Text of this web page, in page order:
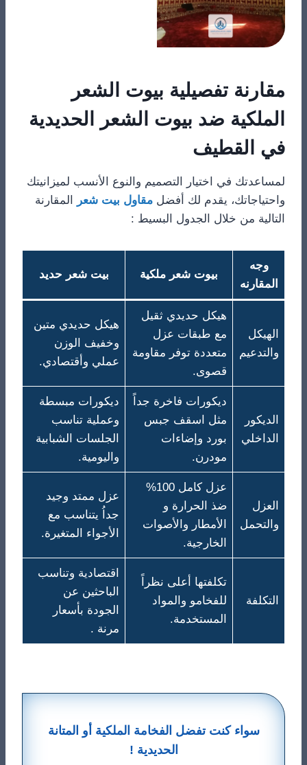
​مقارنة تفصيلية بيوت الشعر
الملكية ضد بيوت الشعر الحديدية
في القطيف
​لمساعدتك في اختيار التصميم والنوع الأنسب لميزانيتك
واحتياجاتك، يقدم لك أفضل مقاول بيت شعر
المقارنة
التالية من خلال الجدول البسيط :
وجه
المقارنه
بيوت شعر ملكية بيت شعر حديد
الهيكل
والتدعيم
هيكل حديدي ثقيل
مع طبقات عزل
متعددة توفر مقاومة
قصوى.
هيكل حديدي متين
وخفيف الوزن
عملي وأقتصادي.
الديكور
الداخلي
ديكورات فاخرة جداً
مثل اسقف جبس
بورد وإضاءات
مودرن.
ديكورات مبسطة
وعملية تناسب
الجلسات الشبابية
واليومية.
العزل
والتحمل
عزل كامل 100%
ضذ الحرارة و
الأمطار والأصوات
الخارجية.
عزل ممتد وجيد
جداُ يتناسب مع
الأجواء المتغيرة.
التكلفة
تكلفتها أعلى نظراً
للفخامو والمواد
المستخدمة.
اقتصادية وتناسب
الباحثين عن
الجودة بأسعار
مرنة .
سواء كنت تفضل الفخامة الملكية أو المتانة
الحديدية !